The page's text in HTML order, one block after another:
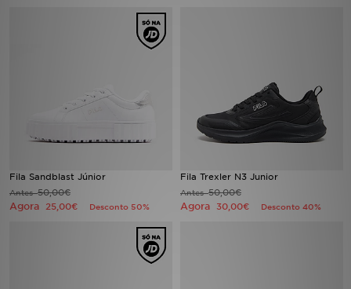
Fila Sandblast Júnior
Antes50,00€
Agora 25,00€ Desconto 50%
Fila Trexler N3 Junior
Antes50,00€
Agora 30,00€ Desconto 40%
SUBSCREVE
ESTADO DO TEU PEDIDO
ATENÇÃO AO CLIENTE
FAZ DOWNLOAD DA APP